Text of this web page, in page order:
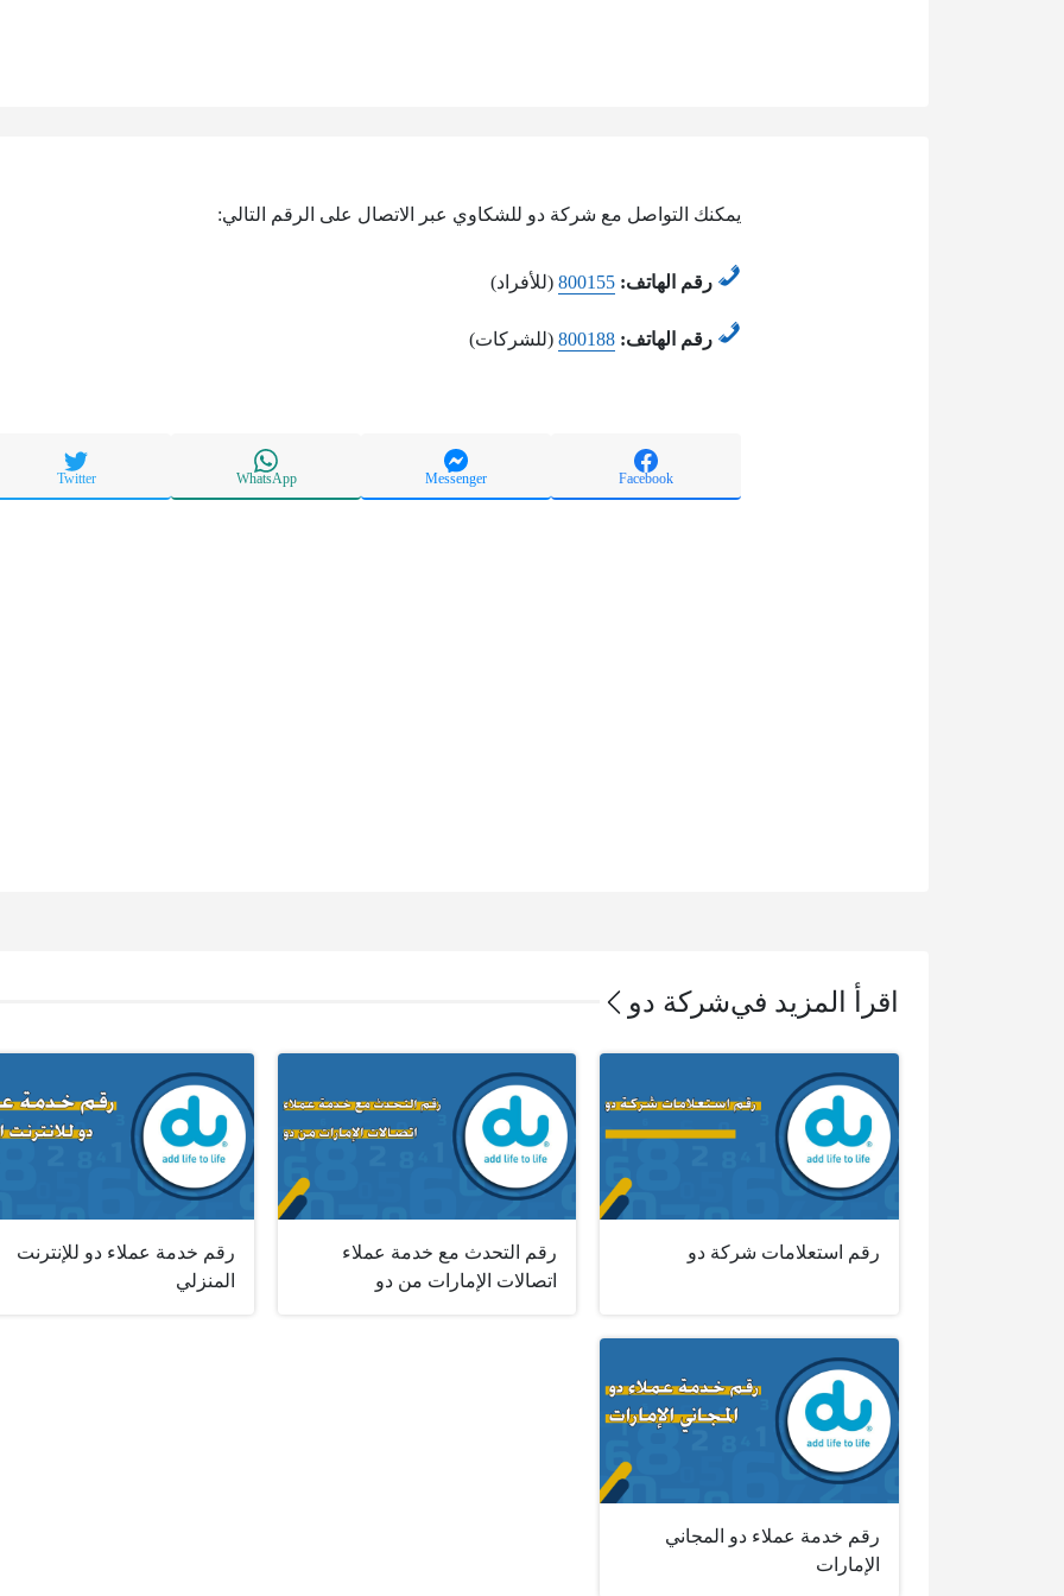
يمكنك التواصل مع شركة دو للشكاوي عبر الاتصال على الرقم التالي:
رقم الهاتف: 800155 (للأفراد)
رقم الهاتف: 800188 (للشركات)
Facebook
Messenger
WhatsApp
Twitter
اقرأ المزيد فيشركة دو
رقم استعلامات شركة دو
رقم التحدث مع خدمة عملاء
اتصالات الإمارات من دو
رقم خدمة عملاء دو للإنترنت
المنزلي
رقم خدمة عملاء دو المجاني
الإمارات